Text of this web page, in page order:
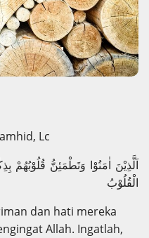
Lc
اَلَّذِيْنَ اٰمَنُوْا وَتَطْمَئِنُّ قُلُوْبُهُمْ
الْقُلُوْبُ
dan hati mereka
Allah. Ingatlah,